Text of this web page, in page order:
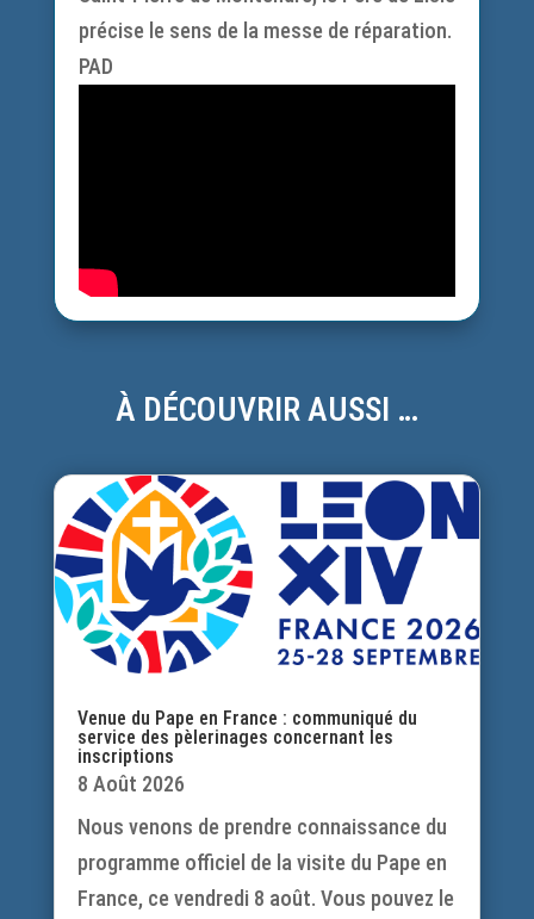
précise le sens de la messe de réparation.
PAD
À DÉCOUVRIR AUSSI …
Venue du Pape en France : communiqué du
service des pèlerinages concernant les
inscriptions
8 Août 2026
Nous venons de prendre connaissance du
programme officiel de la visite du Pape en
France, ce vendredi 8 août. Vous pouvez le